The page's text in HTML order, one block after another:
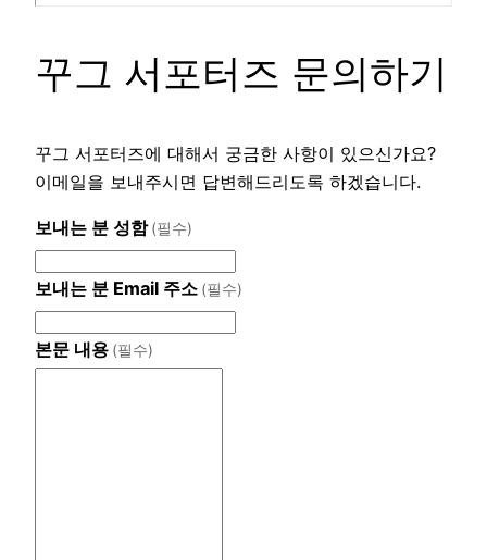
꾸그 서포터즈 문의하기
꾸그 서포터즈에 대해서 궁금한 사항이 있으신가요?
이메일을 보내주시면 답변해드리도록 하겠습니다.
보내는 분 성함 (필수)
보내는 분 Email 주소 (필수)
본문 내용 (필수)